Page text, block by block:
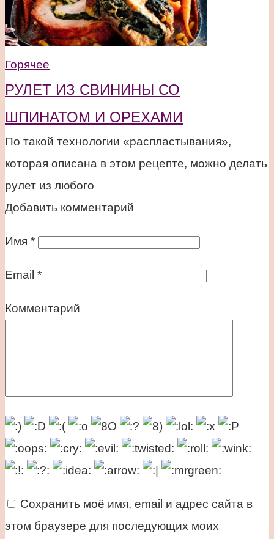
Горячее
РУЛЕТ ИЗ СВИНИНЫ СО
ШПИНАТОМ И ОРЕХАМИ
По такой технологии «распластывания»,
которая описана в этом рецепте, можно делать
рулет из любого
Добавить комментарий
Имя *
Email *
Комментарий
Сохранить моё имя, email и адрес сайта в
этом браузере для последующих моих